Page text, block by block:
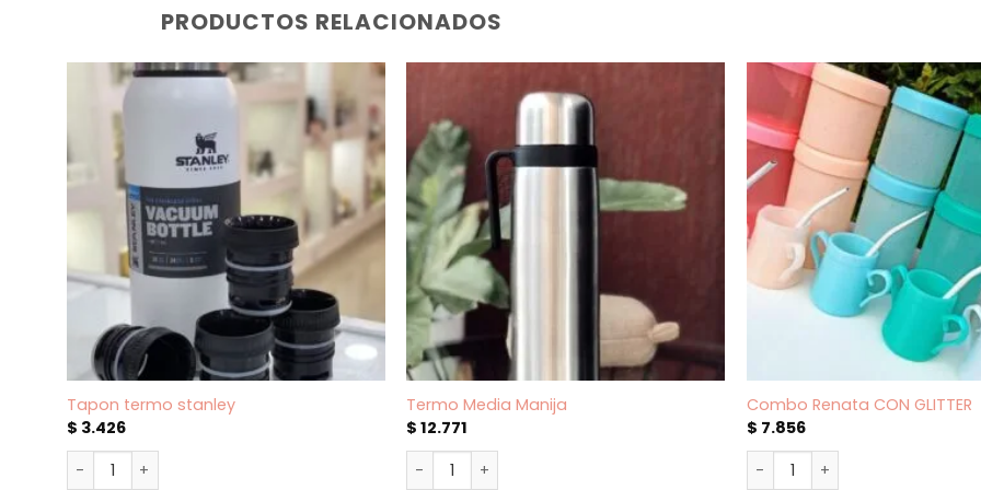
PRODUCTOS RELACIONADOS
Tapon termo stanley
$ 3.426
Tapon termo stanley cantidad
Termo Media Manija
$ 12.771
Termo Media Manija cantidad
Combo Renata CON GLITTER
$ 7.856
Combo Renata CON GLITTER